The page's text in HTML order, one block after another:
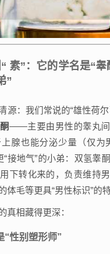
素”：它的学名是“睾
”
源：我们常说的“雄性荷
——主要由男性的睾丸间
腺也能分泌少量（仅为
“接地气”的小弟：双氢睾
下转化来的，负责维持男
体毛等更具“男性标识”的特
真相藏得更深：
“性别塑形师”